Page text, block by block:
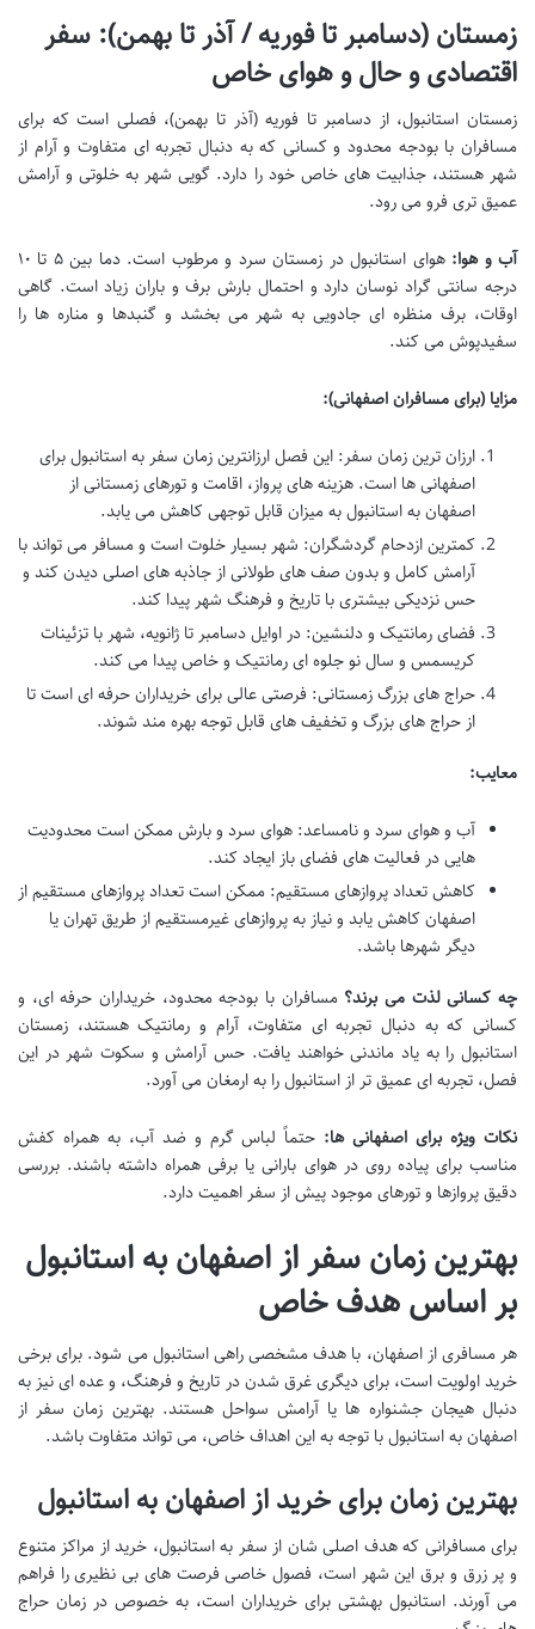
زمستان (دسامبر تا فوریه / آذر تا بهمن): سفر
اقتصادی و حال و هوای خاص
زمستان استانبول، از دسامبر تا فوریه (آذر تا بهمن)، فصلی است که برای
مسافران با بودجه محدود و کسانی که به دنبال تجربه ای متفاوت و آرام از
شهر هستند، جذابیت های خاص خود را دارد. گویی شهر به خلوتی و آرامش
عمیق تری فرو می رود.
آب و هوا:
هوای استانبول در زمستان سرد و مرطوب است. دما بین ۵ تا ۱۰
درجه سانتی گراد نوسان دارد و احتمال بارش برف و باران زیاد است. گاهی
اوقات، برف منظره ای جادویی به شهر می بخشد و گنبدها و مناره ها را
سفیدپوش می کند.
مزایا (برای مسافران اصفهانی):
ارزان ترین زمان سفر: این فصلارزانترین زمان سفر به استانبول برای
اصفهانی ها است. هزینه های پرواز، اقامت و تورهای زمستانی از
اصفهان به استانبول به میزان قابل توجهی کاهش می یابد.
کمترین ازدحام گردشگران: شهر بسیار خلوت است و مسافر می تواند با
آرامش کامل و بدون صف های طولانی از جاذبه های اصلی دیدن کند و
حس نزدیکی بیشتری با تاریخ و فرهنگ شهر پیدا کند.
فضای رمانتیک و دلنشین: در اوایل دسامبر تا ژانویه، شهر با تزئینات
کریسمس و سال نو جلوه ای رمانتیک و خاص پیدا می کند.
حراج های بزرگ زمستانی: فرصتی عالی برای خریداران حرفه ای است تا
از حراج های بزرگ و تخفیف های قابل توجه بهره مند شوند.
معایب:
آب و هوای سرد و نامساعد: هوای سرد و بارش ممکن است محدودیت
هایی در فعالیت های فضای باز ایجاد کند.
کاهش تعداد پروازهای مستقیم: ممکن است تعداد پروازهای مستقیم از
اصفهان کاهش یابد و نیاز به پروازهای غیرمستقیم از طریق تهران یا
دیگر شهرها باشد.
چه کسانی لذت می برند؟ مسافران با بودجه محدود، خریداران حرفه ای، و
کسانی که به دنبال تجربه ای متفاوت، آرام و رمانتیک هستند، زمستان
استانبول را به یاد ماندنی خواهند یافت. حس آرامش و سکوت شهر در این
فصل، تجربه ای عمیق تر از استانبول را به ارمغان می آورد.
نکات ویژه برای اصفهانی ها: حتماً لباس گرم و ضد آب، به همراه کفش
مناسب برای پیاده روی در هوای بارانی یا برفی همراه داشته باشند. بررسی
دقیق پروازها و تورهای موجود پیش از سفر اهمیت دارد.
بهترین زمان سفر از اصفهان به استانبول
بر اساس هدف خاص
هر مسافری از اصفهان، با هدف مشخصی راهی استانبول می شود. برای برخی
خرید اولویت است، برای دیگری غرق شدن در تاریخ و فرهنگ، و عده ای نیز به
دنبال هیجان جشنواره ها یا آرامش سواحل هستند.بهترین زمان سفر از
اصفهان به استانبولبا توجه به این اهداف خاص، می تواند متفاوت باشد.
بهترین زمان برای خرید از اصفهان به استانبول
برای مسافرانی که هدف اصلی شان از سفر به استانبول، خرید از مراکز متنوع
و پر زرق و برق این شهر است، فصول خاصی فرصت های بی نظیری را فراهم
می آورند. استانبول بهشتی برای خریداران است، به خصوص در زمان حراج